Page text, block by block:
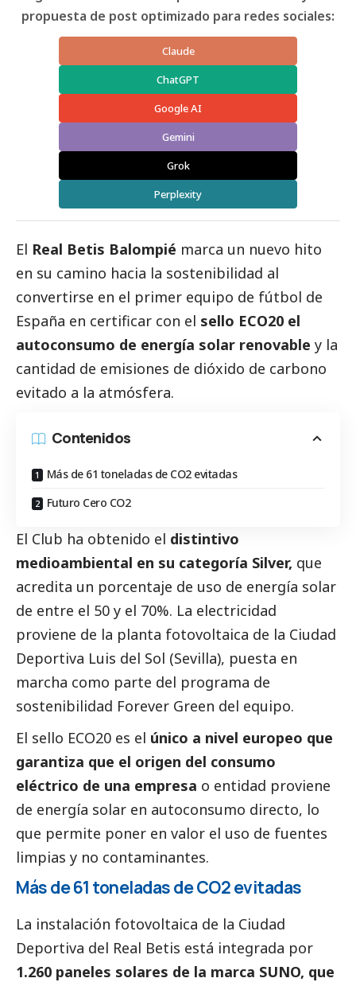
propuesta de post optimizado para redes sociales:
Claude
ChatGPT
Google AI
Gemini
Grok
Perplexity
El Real Betis Balompié marca un nuevo hito
en su camino hacia la sostenibilidad al
convertirse en el primer equipo de fútbol de
España en certificar con el sello ECO20 el
autoconsumo de energía solar renovable y la
cantidad de emisiones de dióxido de carbono
evitado a la atmósfera.
Contenidos
Más de 61 toneladas de CO2 evitadas
Futuro Cero CO2
El Club ha obtenido el distintivo
medioambiental en su categoría Silver, que
acredita un porcentaje de uso de energía solar
de entre el 50 y el 70%. La electricidad
proviene de la planta fotovoltaica de la Ciudad
Deportiva Luis del Sol (Sevilla), puesta en
marcha como parte del programa de
sostenibilidad Forever Green del equipo.
El sello ECO20 es el único a nivel europeo que
garantiza que el origen del consumo
eléctrico de una empresa o entidad proviene
de energía solar en autoconsumo directo, lo
que permite poner en valor el uso de fuentes
limpias y no contaminantes.
Más de 61 toneladas de CO2 evitadas
La instalación fotovoltaica de la Ciudad
Deportiva del Real Betis está integrada por
1.260 paneles solares de la marca SUNO, que